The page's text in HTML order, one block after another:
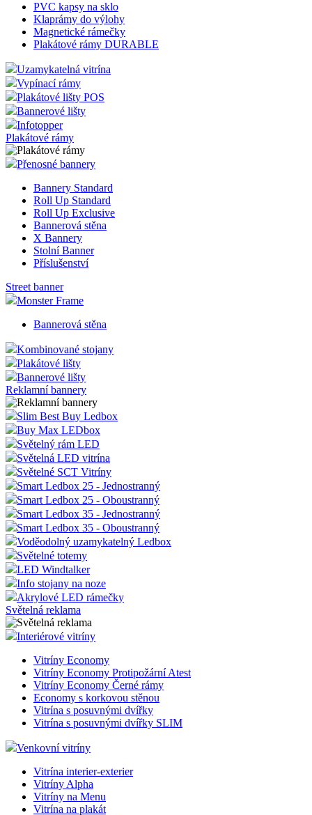
PVC kapsy na sklo
Klaprámy do výlohy
Magnetické rámečky
Plakátové rámy DURABLE
Uzamykatelná vitrína
Vypínací rámy
Plakátové lišty POS
Bannerové lišty
Infotopper
Plakátové rámy
Přenosné bannery
Bannery Standard
Roll Up Standard
Roll Up Exclusive
Bannerová stěna
X Bannery
Stolní Banner
Příslušenství
Street banner
Monster Frame
Bannerová stěna
Kombinované stojany
Plakátové lišty
Bannerové lišty
Reklamní bannery
Slim Best Buy Ledbox
Buy Max LEDbox
Světelný rám LED
Světelná LED vitrína
Světelné SCT Vitríny
Smart Ledbox 25 - Jednostranný
Smart Ledbox 25 - Oboustranný
Smart Ledbox 35 - Jednostranný
Smart Ledbox 35 - Oboustranný
Voděodolný uzamykatelný Ledbox
Světelné totemy
LED Windtalker
Info stojany na noze
Akrylové LED rámečky
Světelná reklama
Interiérové vitríny
Vitríny Economy
Vitríny Economy Protipožární Atest
Vitríny Economy Černé rámy
Economy s korkovou stěnou
Vitrína s posuvnými dvířky
Vitrína s posuvnými dvířky SLIM
Venkovní vitríny
Vitrína interier-exterier
Vitríny Alpha
Vitríny na Menu
Vitrína na plakát